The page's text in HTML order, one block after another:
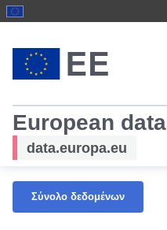
European data
data.europa.eu
Σύνολο δεδομένων